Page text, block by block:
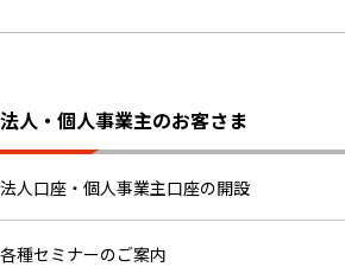
法人・個人事業主のお客さま
法人口座・個人事業主口座の開設
各種セミナーのご案内